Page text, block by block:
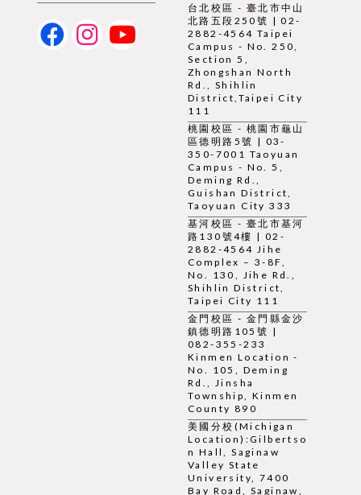
台北校區 - 臺北市中山
北路五段250號 | 02-
2882-4564 Taipei
Campus - No. 250,
Section 5,
Zhongshan North
Rd., Shihlin
District,Taipei City
111
桃園校區 - 桃園市龜山
區德明路5號 | 03-
350-7001 Taoyuan
Campus - No. 5,
Deming Rd.,
Guishan District,
Taoyuan City 333
基河校區 - 臺北市基河
路130號4樓 | 02-
2882-4564 Jihe
Complex – 3-8F,
No. 130, Jihe Rd.,
Shihlin District,
Taipei City 111
金門校區 - 金門縣金沙
鎮德明路105號 |
082-355-233
Kinmen Location -
No. 105, Deming
Rd., Jinsha
Township, Kinmen
County 890
美國分校(Michigan
Location):Gilbertso
n Hall, Saginaw
Valley State
University, 7400
Bay Road, Saginaw,